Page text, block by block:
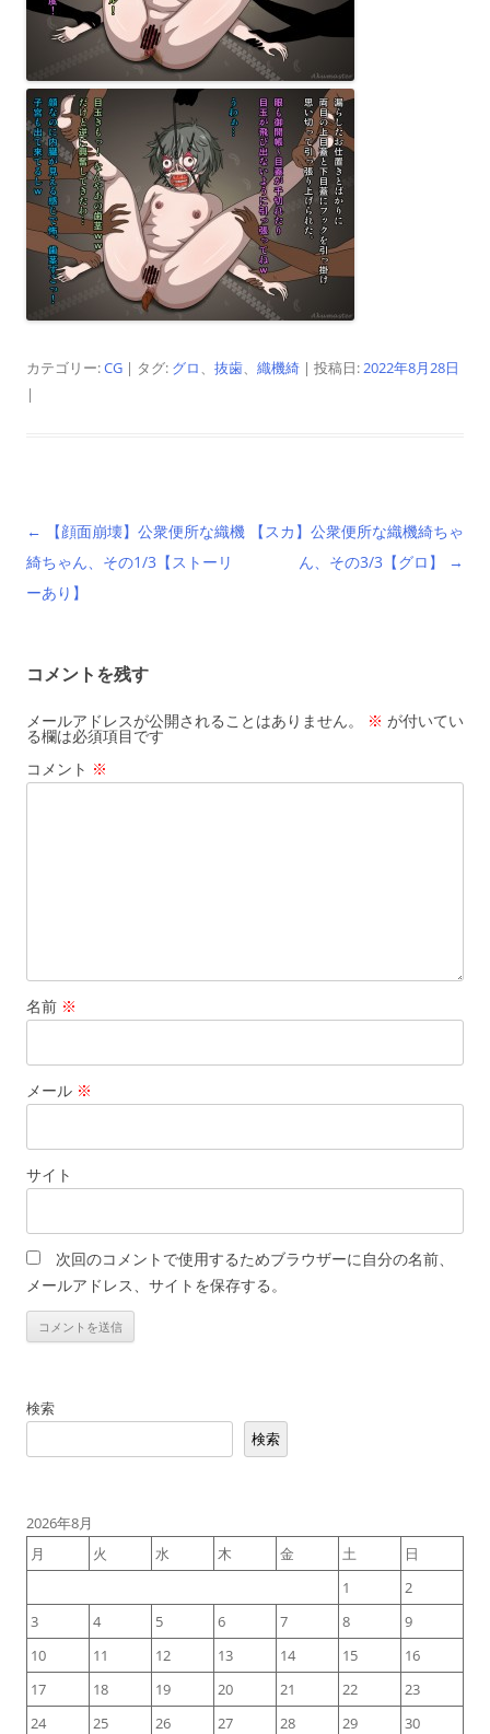
カテゴリー:CG | タグ: グロ、 抜歯、 織機綺 | 投稿日:2022年8月28日
|
投
稿
ナ
ー
シ
ョ
ン
←
【顔面崩壊】公衆便所な織機
綺ちゃん、その1/3【ストーリ
ーあり】
【スカ】公衆便所な織機綺ちゃ
ん、その3/3【グロ】
→
コメントを残す
メールアドレスが公開されることはありません。 ※ が付いてい
る欄は必須項目です
コメント ※
名前 ※
メール ※
サイト
次回のコメントで使用するためブラウザーに自分の名前、
メールアドレス、サイトを保存する。
検索
検索
2026年8月
月
火 水 木 金 土
日
1
2
3
4 5 6 7 8
9
10
11 12 13 14 15
16
17
18 19 20 21 22
23
24
25 26 27 28 29
30